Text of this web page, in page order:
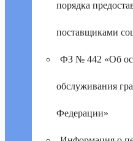
порядка
поставщиками
ФЗ № 442 «Об
обслуживания
Федерации»